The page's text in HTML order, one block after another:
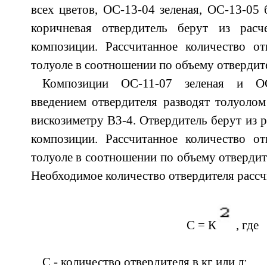
всех цветов, ОС-13-04 зеленая, ОС-13-
коричневая отвердитель берут из
композиции. Рассчитанное количество
толуоле в соотношении по объему
Композиции ОС-11-07 зеленая и
введением отвердителя разводят
вискозиметру ВЗ-4. Отвердитель берут из
композиции. Рассчитанное количество
толуоле в соотношении по объему
Необходимое количество отвердителя
С = К , где
С - количество отвердителя в кг или л;